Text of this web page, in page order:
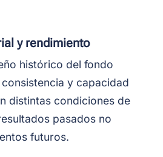
y rendimiento
histórico del fondo
y capacidad
distintas condiciones de
pasados no
futuros.